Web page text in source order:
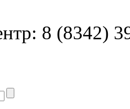
8 (8342)